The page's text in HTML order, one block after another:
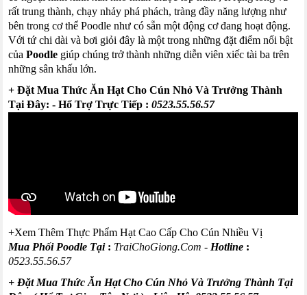
rấttrung thành, chạy nhảy phá phách, tràng đầy năng lượng như
bên trong cơ thểPoodle như có sẵn một động cơ đang hoạt động.
Với tứ chidài và bơi giỏi đây là một trong nhữngđặt điểm nổi bật
của Poodle giúp chúng trở thành những diễn viên xiếc tài ba trên
những sân khấu lớn.
+Đặt Mua Thức Ăn Hạt Cho Cún Nhỏ Và Trưởng Thành
Tại Đây: - Hổ Trợ Trực Tiếp :0523.55.56.57
+Xem Thêm Thực Phẩm Hạt Cao Cấp Cho Cún Nhiều Vị
Mua Phối Poodle Tại : TraiChoGiong.Com - Hotline :
0523.55.56.57
+ Đặt Mua Thức Ăn Hạt Cho Cún Nhỏ Và Trưởng Thành Tại